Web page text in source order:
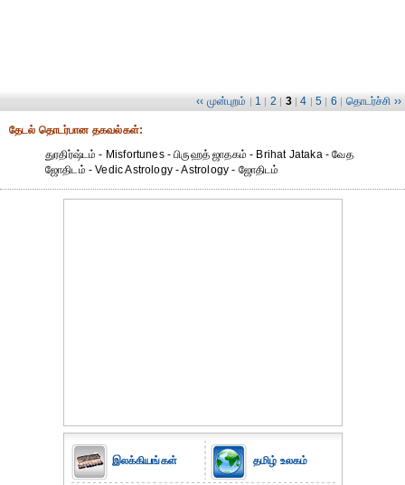
‹‹ முன்புறம் | 1 | 2 | 3 | 4 | 5 | 6 | தொடர்ச்சி ››
தேட‌ல் தொட‌ர்பான தகவ‌ல்க‌ள்:
துரதிர்ஷ்டம் - Misfortunes - பிருஹத் ஜாதகம் - Brihat Jataka - வேத
ஜோதிடம் - Vedic Astrology - Astrology - ஜோதிடம்
இலக்கியங்கள் தமிழ் உலகம்